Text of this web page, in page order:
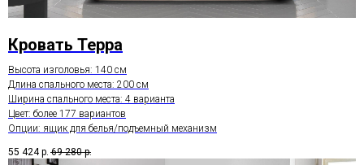
Кровать Терра
Высота изголовья: 140 см
Длина спального места: 200 см
Ширина спального места: 4 варианта
Цвет: более 177 вариантов
Опции: ящик для белья/подъемный механизм
55 424 р. 69 280 р.